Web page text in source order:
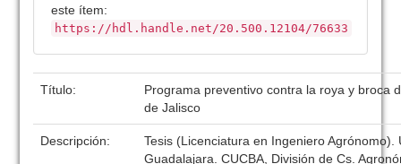
este ítem:
https://hdl.handle.net/20.500.12104/76633
Título:
Programa preventivo contra la roya y broca
de Jalisco
Descripción:
Tesis (Licenciatura en Ingeniero Agrónomo).
Guadalajara. CUCBA, División de Cs.